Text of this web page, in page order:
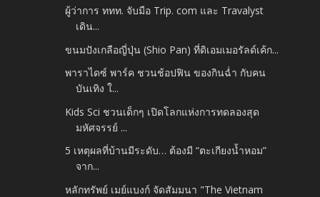
ผู้ว่าการ ททท. จับมือ Trip. com และ Travalyst
เดิน...
ขนมปังเกลือญี่ปุ่น (Shio Pan) ที่ดิเอมเมอรัลด์เค้ก...
พาราไดซ์ พาร์ค ชวนช้อปฟิน ของกินฉ่ำ กับคน
บันเทิง ใ...
Kids Sci ชวนเด็กๆ เปิดโลกแห่งการทดลองสุด
มหัศจรรย์ ...
5 เหตุผลที่บ้านมีระดับ… ต้องมี “ตะเกียงน้ำหอม”
จาก...
หลักทรัพย์ เมย์แบงก์ จัดสัมมนา "The Vietnam